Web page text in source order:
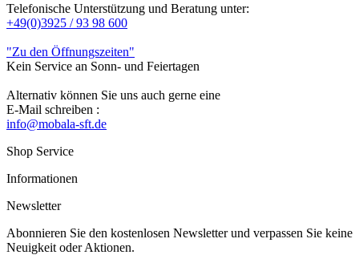
Telefonische Unterstützung und Beratung unter:
+49(0)3925 / 93 98 600
"Zu den Öffnungszeiten"
Kein Service an Sonn- und Feiertagen
Alternativ können Sie uns auch gerne eine
E-Mail schreiben :
info@mobala-sft.de
Shop Service
Informationen
Newsletter
Abonnieren Sie den kostenlosen Newsletter und verpassen Sie keine
Neuigkeit oder Aktionen.